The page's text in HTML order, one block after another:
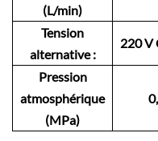
(L/min)
Tension
alternative :
220 V
Pression
atmosphérique
(MPa)